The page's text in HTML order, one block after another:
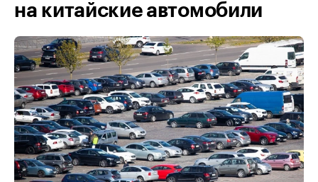
на китайские автомобили